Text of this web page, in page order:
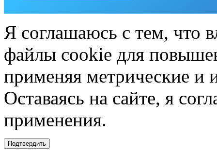
Я соглашаюсь с тем, что
файлы cookie для
применяя метрические и
Оставаясь на сайте, я
применения.
Подтвердить